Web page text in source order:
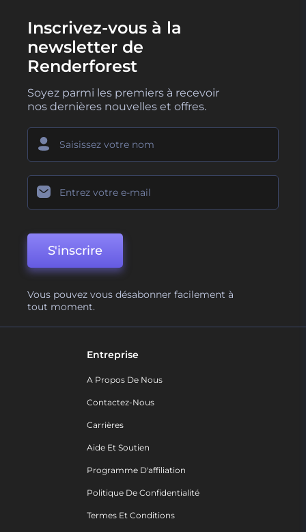
Inscrivez-vous à la
newsletter de
Renderforest
Soyez parmi les premiers à recevoir
nos dernières nouvelles et offres.
S'inscrire
Vous pouvez vous désabonner facilement à
tout moment.
Entreprise
A Propos De Nous
Contactez-Nous
Carrières
Aide Et Soutien
Programme D'affiliation
Politique De Confidentialité
Termes Et Conditions